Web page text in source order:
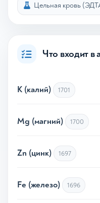
Цельная кровь
Что входит в
K (калий) 1701
Mg (магний) 1700
Zn (цинк) 1697
Fe (железо) 1696